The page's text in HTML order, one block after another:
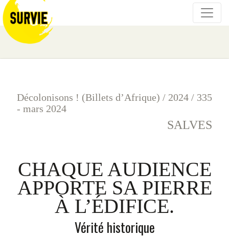
Décolonisons ! (Billets d’Afrique) / 2024 / 335
- mars 2024
SALVES
CHAQUE AUDIENCE
APPORTE SA PIERRE
À L’ÉDIFICE.
Vérité historique